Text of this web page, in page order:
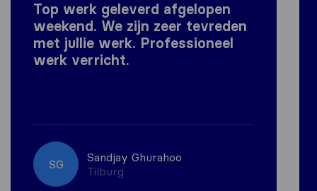
Top werk geleverd afgelopen
weekend. We zijn zeer tevreden
met jullie werk. Professioneel
werk verricht.
SG
Sandjay Ghurahoo
Tilburg